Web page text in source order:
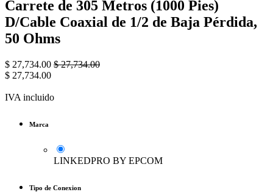
Carrete de 305 Metros (1000 Pies)
D/Cable Coaxial de 1/2 de Baja Pérdida,
50 Ohms
$ 27,734.00 $27,734.00
$ 27,734.00
IVA incluido
Marca
LINKEDPRO BY EPCOM
Tipo de Conexion